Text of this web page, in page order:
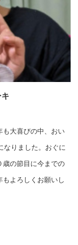
も大喜びの中、おい
なりました。おぐに
歳の節目に今までの
よろしくお願いし